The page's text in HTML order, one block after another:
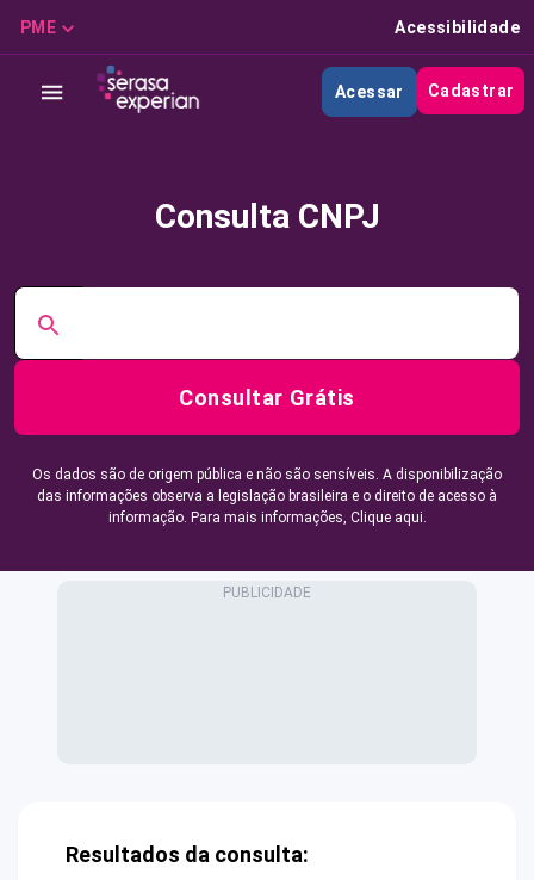
PME Acessibilidade
Acessar Cadastrar
Consulta CNPJ
Consultar Grátis
Os dados são de origem pública e não são sensíveis. A disponibilização
das informações observa a legislação brasileira e o direito de acesso à
informação. Para mais informações, Clique aqui.
Resultados da consulta: